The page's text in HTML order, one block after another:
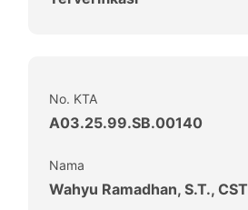
No. KTA
A03.25.99.SB.00140
Nama
Wahyu Ramadhan, S.T., CST